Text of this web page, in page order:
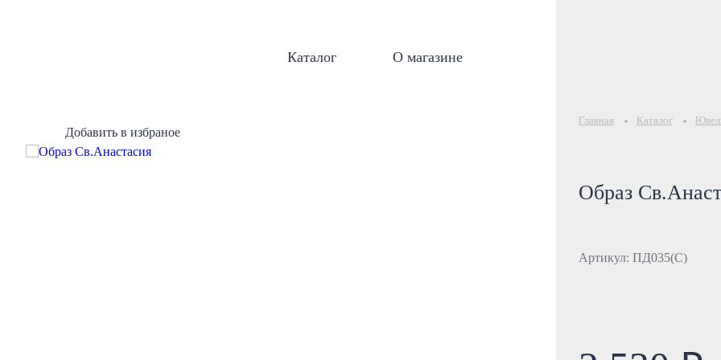
Каталог О магазине
Добавить в избраное
Главная Каталог
Образ
Артикул: ПД035(С)